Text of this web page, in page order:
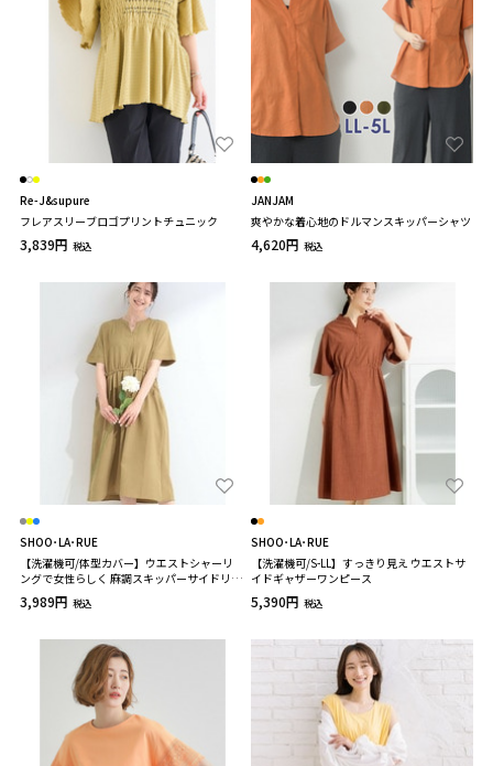
Re-J&supure
フレアスリーブロゴプリントチュニック
3,839円 税込
JANJAM
爽やかな着心地のドルマンスキッパーシャツ
4,620円 税込
SHOO･LA･RUE
【洗濯機可/体型カバー】ウエストシャーリ
ングで女性らしく 麻調スキッパーサイドリボ
ンワンピース
3,989円 税込
SHOO･LA･RUE
【洗濯機可/S-LL】すっきり見え ウエストサ
イドギャザーワンピース
5,390円 税込